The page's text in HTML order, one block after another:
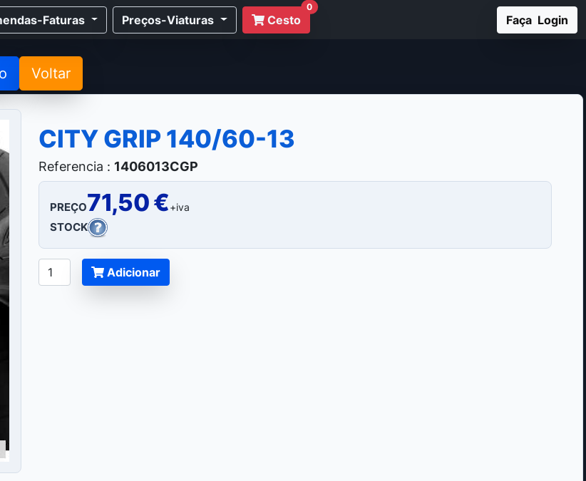
Faturas Preços-Viaturas Cesto
0
Faça Login
Voltar
CITY GRIP 140/60-13
Referencia : 1406013CGP
PREÇO71,50 €+iva
STOCK
Adicionar